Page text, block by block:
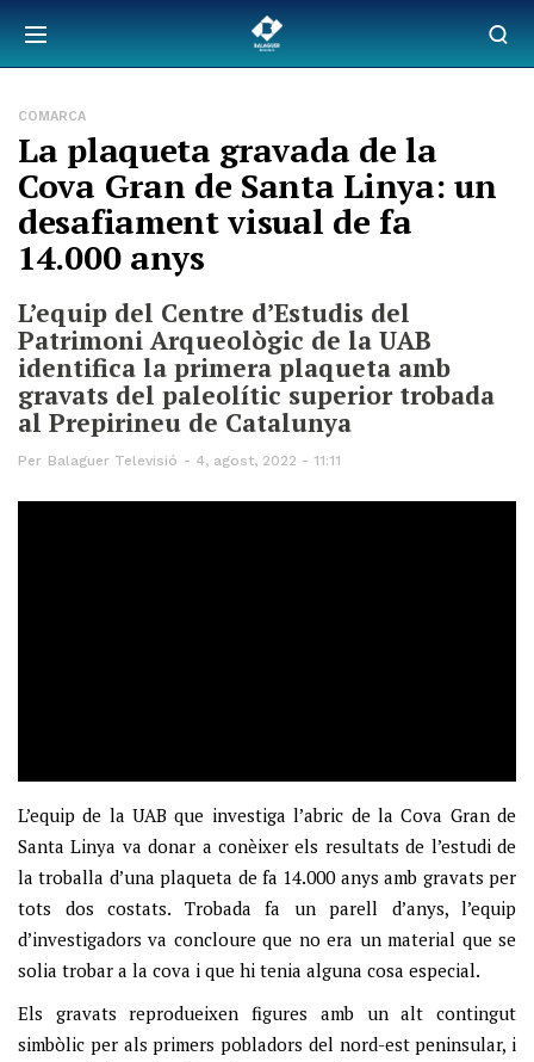
COMARCA
La plaqueta gravada de la
Cova Gran de Santa Linya: un
desafiament visual de fa
14.000 anys
L’equip del Centre d’Estudis del
Patrimoni Arqueològic de la UAB
identifica la primera plaqueta amb
gravats del paleolític superior trobada
al Prepirineu de Catalunya
Per Balaguer Televisió 4, agost, 2022 - 11:11
L’equip de la UAB que investiga l’abric de la Cova Gran de
Santa Linya va donar a conèixer els resultats de l’estudi de
la troballa d’una plaqueta de fa 14.000 anys amb gravats per
tots dos costats. Trobada fa un parell d’anys, l’equip
d’investigadors va concloure que no era un material que se
solia trobar a la cova i que hi tenia alguna cosa especial.
Els gravats reprodueixen figures amb un alt contingut
simbòlic per als primers pobladors del nord-est peninsular, i